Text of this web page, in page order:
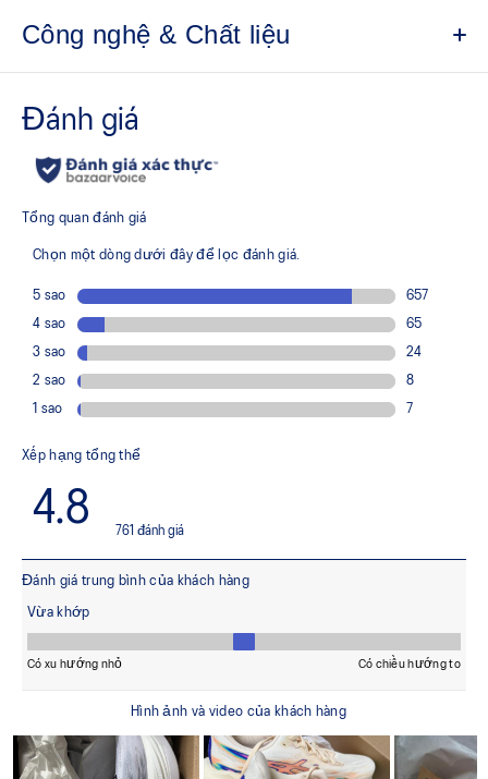
Công nghệ & Chất liệu
Breathable material helps keep your feet dry.
Gusseted tongue wing fit system
Improves the midfoot fit and reduces tongue sliding.
Midsole foam that provides a blend of cloud like cushioning
and a responsive ride that is lighter than FF BLAST™.
Our lightest and bounciest material that’s 33% lighter and
13% more responsive than FF BLAST™ technology.
Trampoline-inspired sole shape
The sole's bottom design promotes a higher energy return
for an enhanced foam bouncing effect during toe-off.
Visibility for enhanced nightime and early-morning reflective
The sockliner is produced with the solution dyeing
process that reduces water usage by approximately
compared to the conventional dyeing technology.